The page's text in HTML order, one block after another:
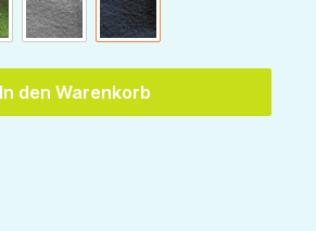
hellgrau anthrazit
In den Warenkorb